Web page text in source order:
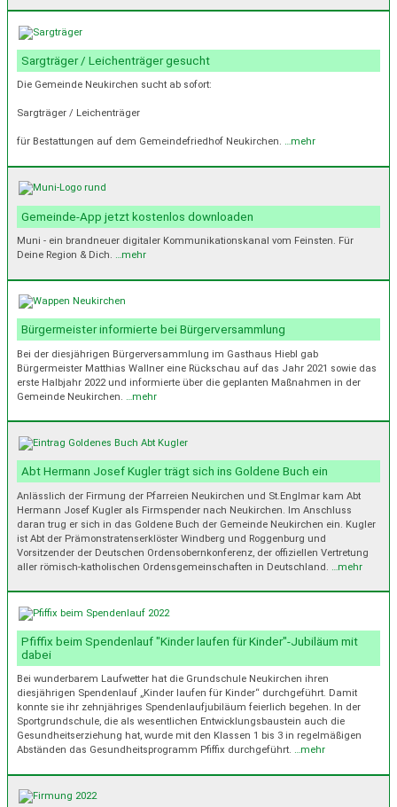
Sargträger / Leichenträger gesucht
Die Gemeinde Neukirchen sucht ab sofort:
Sargträger / Leichenträger
für Bestattungen auf dem Gemeindefriedhof Neukirchen. …mehr
Gemeinde-App jetzt kostenlos downloaden
Muni - ein brandneuer digitaler Kommunikationskanal vom Feinsten. Für
Deine Region & Dich. …mehr
Bürgermeister informierte bei Bürgerversammlung
Bei der diesjährigen Bürgerversammlung im Gasthaus Hiebl gab
Bürgermeister Matthias Wallner eine Rückschau auf das Jahr 2021 sowie das
erste Halbjahr 2022 und informierte über die geplanten Maßnahmen in der
Gemeinde Neukirchen. …mehr
Abt Hermann Josef Kugler trägt sich ins Goldene Buch ein
Anlässlich der Firmung der Pfarreien Neukirchen und St.Englmar kam Abt
Hermann Josef Kugler als Firmspender nach Neukirchen. Im Anschluss
daran trug er sich in das Goldene Buch der Gemeinde Neukirchen ein. Kugler
ist Abt der Prämonstratenserklöster Windberg und Roggenburg und
Vorsitzender der Deutschen Ordensobernkonferenz, der offiziellen Vertretung
aller römisch-katholischen Ordensgemeinschaften in Deutschland. …mehr
Pfiffix beim Spendenlauf "Kinder laufen für Kinder"-Jubiläum mit
dabei
Bei wunderbarem Laufwetter hat die Grundschule Neukirchen ihren
diesjährigen Spendenlauf „Kinder laufen für Kinder“ durchgeführt. Damit
konnte sie ihr zehnjähriges Spendenlaufjubiläum feierlich begehen. In der
Sportgrundschule, die als wesentlichen Entwicklungsbaustein auch die
Gesundheitserziehung hat, wurde mit den Klassen 1 bis 3 in regelmäßigen
Abständen das Gesundheitsprogramm Pfiffix durchgeführt. …mehr